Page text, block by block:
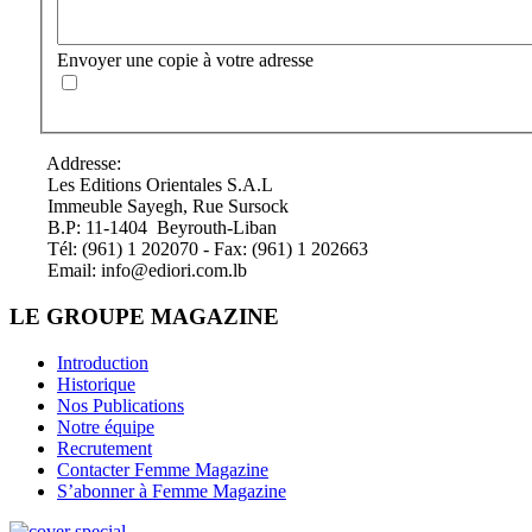
Envoyer une copie à votre adresse
Addresse:
Les Editions Orientales S.A.L
Immeuble Sayegh, Rue Sursock
B.P: 11-1404 Beyrouth-Liban
Tél: (961) 1 202070 - Fax: (961) 1 202663
Email: info@ediori.com.lb
LE GROUPE MAGAZINE
Introduction
Historique
Nos Publications
Notre équipe
Recrutement
Contacter Femme Magazine
S’abonner à Femme Magazine